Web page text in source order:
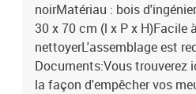
noirMatériau : bois
30 x 70 cm (l x P x H)Facile à
nettoyerL'assemblage est
Documents:Vous trouverez
la façon d'empêcher vos